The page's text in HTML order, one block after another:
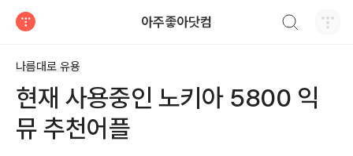
아주좋아닷컴
나름대로 유용
현재 사용중인 노키아 5800 익
뮤 추천어플